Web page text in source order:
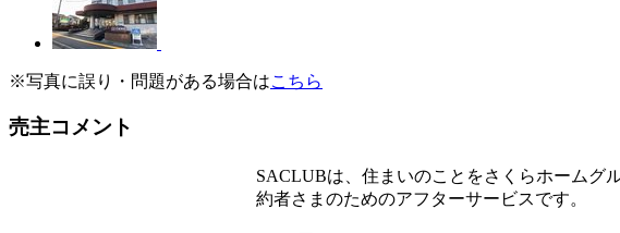
※写真に誤り・問題がある場合はこちら
売主コメント
SACLUBは、住まいのことをさくらホームグ
約者さまのためのアフターサービスです。